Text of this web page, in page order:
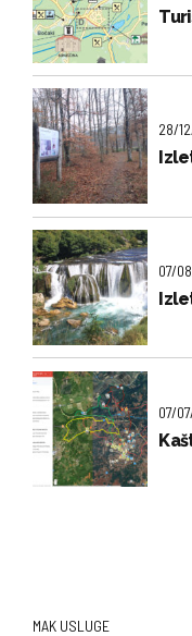
28/
07/
07/
MAK USLUGE